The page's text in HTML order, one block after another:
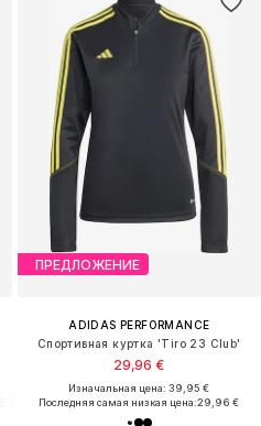
ПРЕДЛОЖЕНИЕ
ADIDAS PERFORMANCE
Спортивная куртка 'Tiro 23 Club'
29,96 €
Изначальная цена: 39,95 €
Последняя самая низкая цена:29,96 €